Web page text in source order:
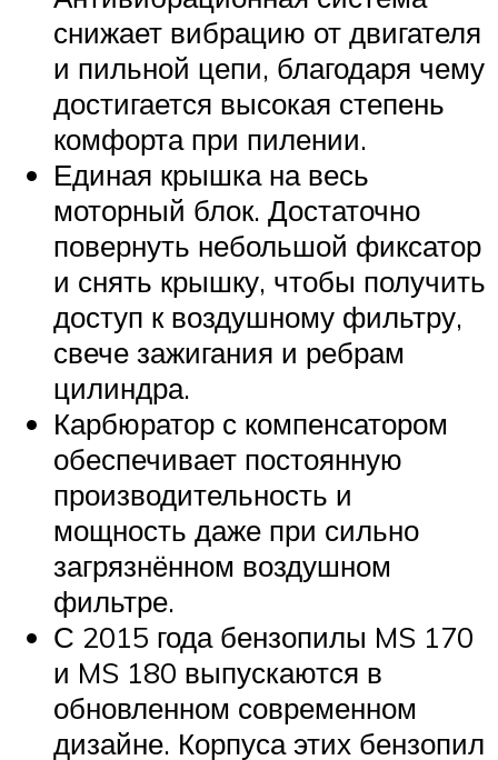
снижает вибрацию от двигателя
и пильной цепи, благодаря чему
достигается высокая степень
комфорта при пилении.
Единая крышка на весь
моторный блок. Достаточно
повернуть небольшой фиксатор
и снять крышку, чтобы получить
доступ к воздушному фильтру,
свече зажигания и ребрам
цилиндра.
Карбюратор с компенсатором
обеспечивает постоянную
производительность и
мощность даже при сильно
загрязнённом воздушном
фильтре.
С 2015 года бензопилы MS 170
и MS 180 выпускаются в
обновленном современном
дизайне. Корпуса этих бензопил